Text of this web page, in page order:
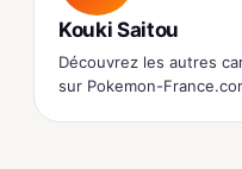
Kouki Saitou
Découvrez les autres
sur Pokemon-